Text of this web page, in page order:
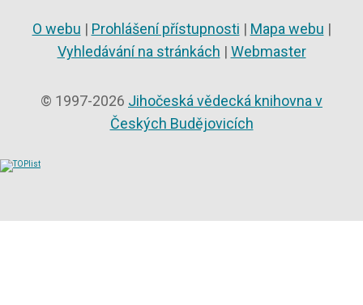
O webu | Prohlášení přístupnosti | Mapa webu |
Vyhledávání na stránkách | Webmaster
© 1997-2026 Jihočeská vědecká knihovna v
Českých Budějovicích